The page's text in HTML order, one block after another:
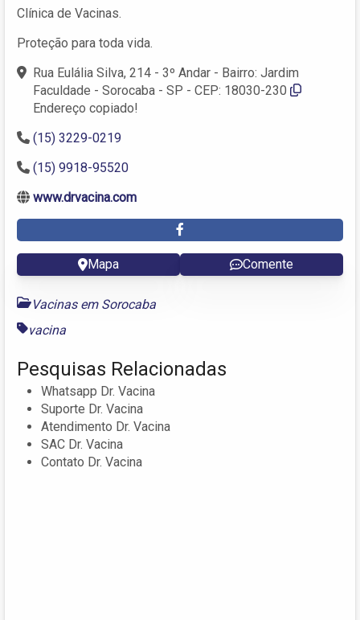
Clínica de Vacinas.
Proteção para toda vida.
Rua Eulália Silva, 214 - 3º Andar - Bairro: Jardim
Faculdade - Sorocaba - SP - CEP: 18030-230
Endereço copiado!
(15) 3229-0219
(15) 9918-95520
www.drvacina.com
Mapa Comente
Vacinas em Sorocaba
vacina
Pesquisas Relacionadas
Whatsapp Dr. Vacina
Suporte Dr. Vacina
Atendimento Dr. Vacina
SAC Dr. Vacina
Contato Dr. Vacina